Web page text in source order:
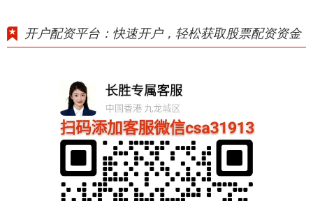
开户配资平台：快速开户，轻松获取股票配资资金